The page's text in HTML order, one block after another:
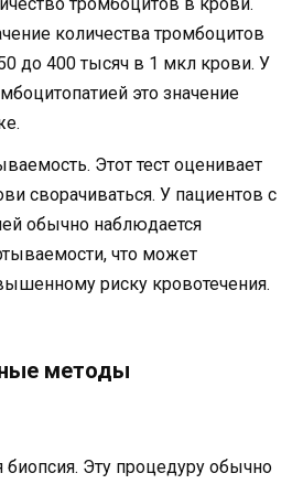
количества тромбоцитов
до 400 тысяч в 1 мкл крови. У
это значение
Этот тест оценивает
сворачиваться. У пациентов с
обычно наблюдается
что может
риску кровотечения.
методы
биопсия. Эту процедуру обычно